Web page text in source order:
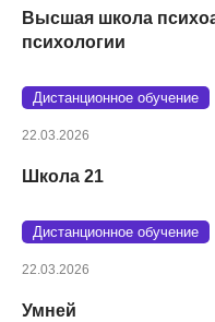
Высшая школа
психологии
Дистанционное обучение
22.03.2026
Школа 21
Дистанционное обучение
22.03.2026
Умней